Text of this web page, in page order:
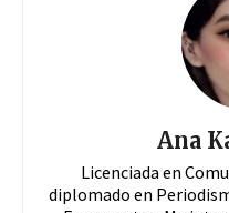
Ana
Licenciada en
diplomado en